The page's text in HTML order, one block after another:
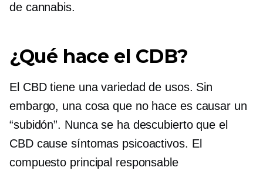
de cannabis.
¿Qué hace el CDB?
El CBD tiene una variedad de usos. Sin
embargo, una cosa que no hace es causar un
“subidón”. Nunca se ha descubierto que el
CBD cause síntomas psicoactivos. El
compuesto principal responsable